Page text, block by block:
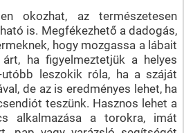
okozhat, az természetesen
is. Megfékezhető a dadogás,
hogy mozgassa a lábait
ha figyelmeztetjük a helyes
leszokik róla, ha a száját
de az is eredményes lehet, ha
teszünk. Hasznos lehet a
alkalmazása a torokra, imát